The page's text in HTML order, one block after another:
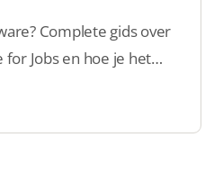
Complete gids over
for Jobs en hoe je het